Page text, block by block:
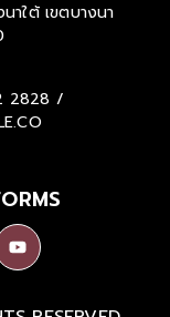
าใต้ เขตบางนา
2828 /